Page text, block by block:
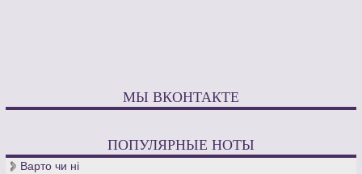
МЫ ВКОНТАКТЕ
ПОПУЛЯРНЫЕ НОТЫ
Варто чи нi